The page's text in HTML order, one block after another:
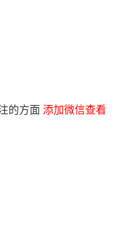
的方面添加微信查看